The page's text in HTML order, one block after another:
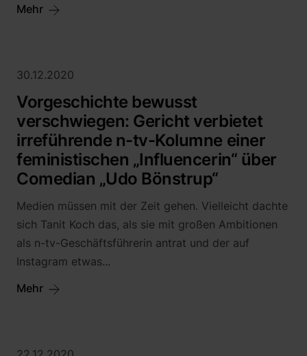
Mehr
30.12.2020
Vorgeschichte bewusst
verschwiegen: Gericht verbietet
irreführende n-tv-Kolumne einer
feministischen „Influencerin“ über
Comedian „Udo Bönstrup“
Medien müssen mit der Zeit gehen. Vielleicht dachte
sich Tanit Koch das, als sie mit großen Ambitionen
als n-tv-Geschäftsführerin antrat und der auf
Instagram etwas...
Mehr